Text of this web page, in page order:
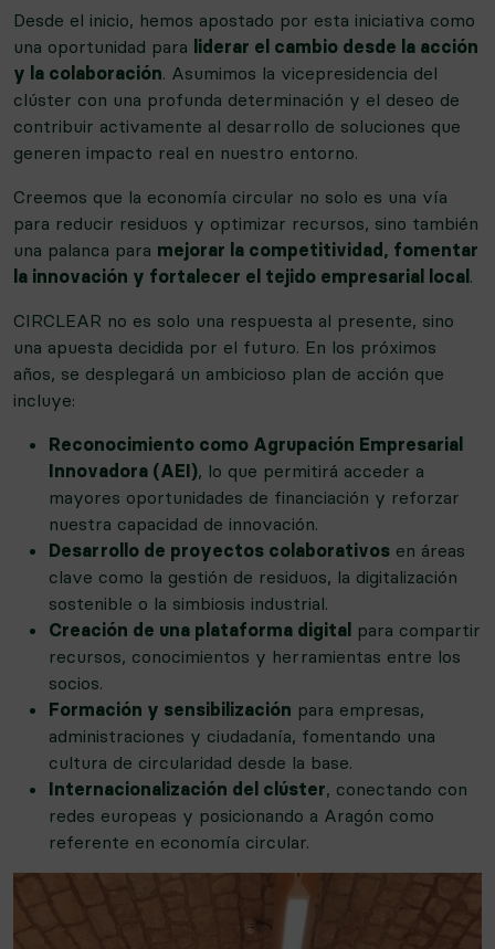
Desde el inicio, hemos apostado por esta iniciativa como
una oportunidad para liderar el cambio desde la acción
y la colaboración. Asumimos la vicepresidencia del
clúster con una profunda determinación y el deseo de
contribuir activamente al desarrollo de soluciones que
generen impacto real en nuestro entorno.
Creemos que la economía circular no solo es una vía
para reducir residuos y optimizar recursos, sino también
una palanca para mejorar la competitividad, fomentar
la innovación y fortalecer el tejido empresarial local.
CIRCLEAR no es solo una respuesta al presente, sino
una apuesta decidida por el futuro. En los próximos
años, se desplegará un ambicioso plan de acción que
incluye:
Reconocimiento como Agrupación Empresarial
Innovadora (AEI), lo que permitirá acceder a
mayores oportunidades de financiación y reforzar
nuestra capacidad de innovación.
Desarrollo de proyectos colaborativos en áreas
clave como la gestión de residuos, la digitalización
sostenible o la simbiosis industrial.
Creación de una plataforma digital para compartir
recursos, conocimientos y herramientas entre los
socios.
Formación y sensibilización para empresas,
administraciones y ciudadanía, fomentando una
cultura de circularidad desde la base.
Internacionalización del clúster, conectando con
redes europeas y posicionando a Aragón como
referente en economía circular.